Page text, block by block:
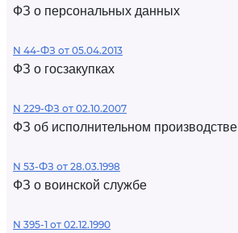
ФЗ о персональных данных
N 44-ФЗ от 05.04.2013
ФЗ о госзакупках
N 229-ФЗ от 02.10.2007
ФЗ об исполнительном производстве
N 53-ФЗ от 28.03.1998
ФЗ о воинской службе
N 395-1 от 02.12.1990